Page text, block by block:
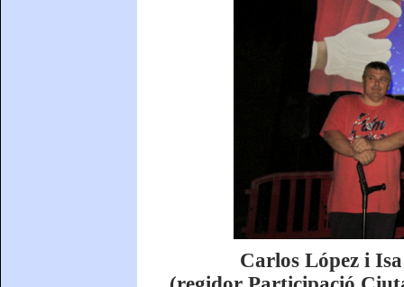
Carlos López i